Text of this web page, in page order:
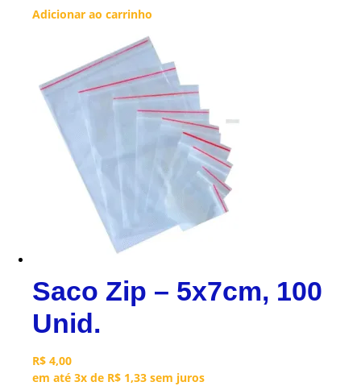
Adicionar ao carrinho
Saco Zip – 5x7cm, 100
Unid.
R$ 4,00
em até 3x de R$ 1,33 sem juros